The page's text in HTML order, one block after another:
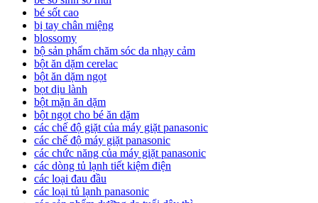
bé sốt cao
bị tay chân miệng
blossomy
bộ sản phẩm chăm sóc da nhạy cảm
bột ăn dặm cerelac
bột ăn dặm ngọt
bọt dịu lành
bột mặn ăn dặm
bột ngọt cho bé ăn dặm
các chế độ giặt của máy giặt panasonic
các chế độ máy giặt panasonic
các chức năng của máy giặt panasonic
các dòng tủ lạnh tiết kiệm điện
các loại đau đầu
các loại tủ lạnh panasonic